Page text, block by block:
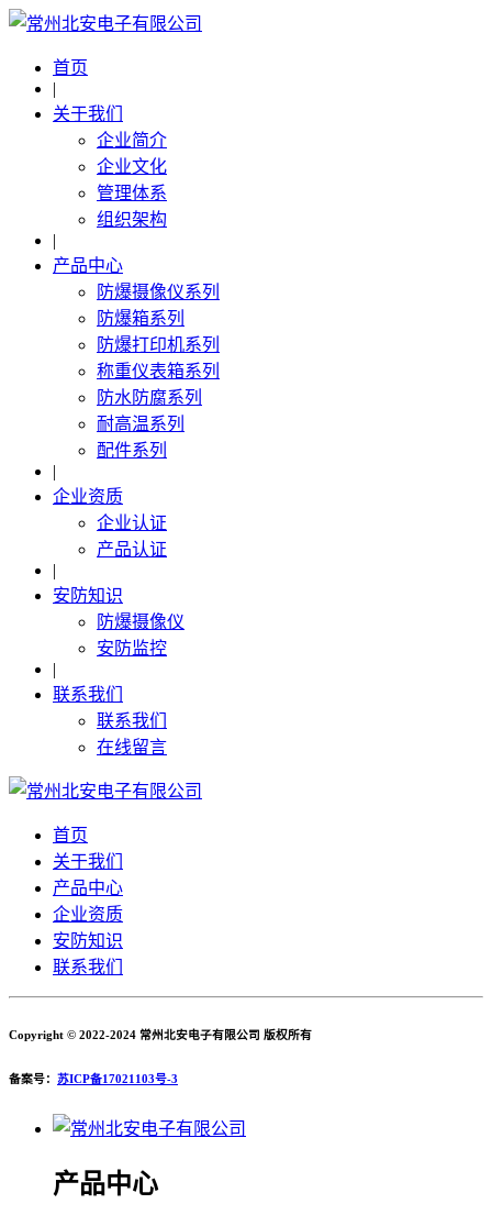
首页
|
关于我们
企业简介
企业文化
管理体系
组织架构
|
产品中心
防爆摄像仪系列
防爆箱系列
防爆打印机系列
称重仪表箱系列
防水防腐系列
耐高温系列
配件系列
|
企业资质
企业认证
产品认证
|
安防知识
防爆摄像仪
安防监控
|
联系我们
联系我们
在线留言
首页
关于我们
产品中心
企业资质
安防知识
联系我们
Copyright © 2022-2024 常州北安电子有限公司 版权所有
备案号： 苏ICP备17021103号-3
产品中心